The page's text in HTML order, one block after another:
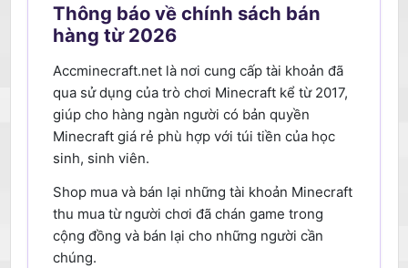
Thông báo về chính sách bán
hàng từ 2026
Accminecraft.net là nơi cung cấp tài khoản đã
qua sử dụng của trò chơi Minecraft kể từ 2017,
giúp cho hàng ngàn người có bản quyền
Minecraft giá rẻ phù hợp với túi tiền của học
sinh, sinh viên.
Shop mua và bán lại những tài khoản Minecraft
thu mua từ người chơi đã chán game trong
cộng đồng và bán lại cho những người cần
chúng.